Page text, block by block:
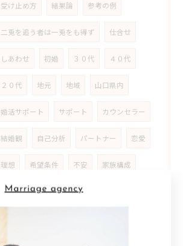
受け止め方 結果論 参考の例
二兎を追う者は一兎をも得ず 仕合せ
しあわせ 初婚 ３０代 ４０代
２０代 地元 地域 山口県内
婚活サポート サポート カウンセラー
結婚観 自己分析 パートナー 恋愛
理想 希望条件 不安 家族構成
ライフスタイル アドバイザー